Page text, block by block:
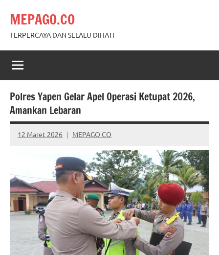
content
MEPAGO.CO
TERPERCAYA DAN SELALU DIHATI
Polres Yapen Gelar Apel Operasi Ketupat 2026,
Amankan Lebaran
12 Maret 2026 MEPAGO CO
No
comments